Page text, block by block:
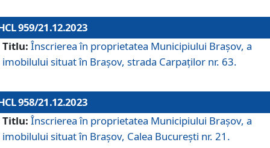
959/21.12.2023
Titlu: Înscrierea în proprietatea Municipiului Brașov, a
imobilului situat în Brașov, strada Carpaților nr. 63.
958/21.12.2023
Titlu: Înscrierea în proprietatea Municipiului Brașov, a
imobilului situat în Brașov, Calea București nr. 21.